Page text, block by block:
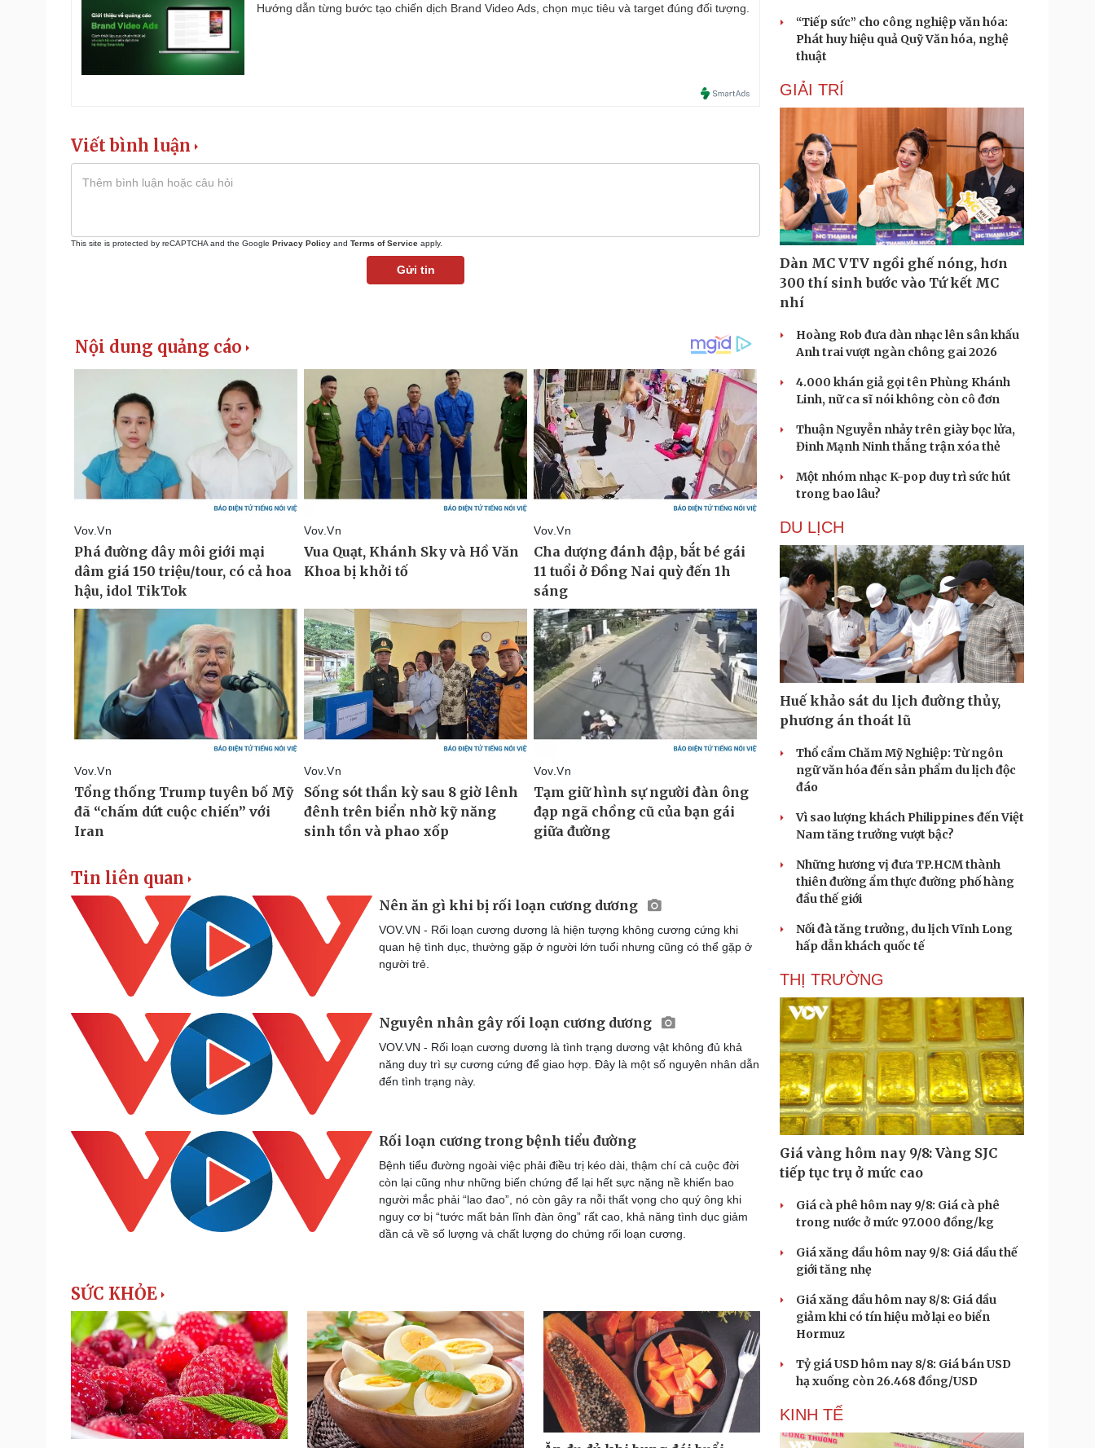
Hướng dẫn từng bước tạo chiến dịch Brand Video Ads, chọn mục tiêu và target đúng đối tượng.
Viết bình luận
This site is protected by reCAPTCHA and the Google Privacy Policy and Terms of Service apply.
Gửi tin
Tin liên quan
Nên ăn gì khi bị rối loạn cương dương
VOV.VN - Rối loạn cương dương là hiện tượng không cương cứng khi
quan hệ tình dục, thường gặp ở người lớn tuổi nhưng cũng có thể gặp ở
người trẻ.
Nguyên nhân gây rối loạn cương dương
VOV.VN - Rối loạn cương dương là tình trạng dương vật không đủ khả
năng duy trì sự cương cứng để giao hợp. Đây là một số nguyên nhân dẫn
đến tình trạng này.
Rối loạn cương trong bệnh tiểu đường
Bệnh tiểu đường ngoài việc phải điều trị kéo dài, thậm chí cả cuộc đời
còn lại cũng như những biến chứng để lại hết sực nặng nề khiến bao
người mắc phải “lao đao”, nó còn gây ra nỗi thất vọng cho quý ông khi
nguy cơ bị “tước mất bản lĩnh đàn ông” rất cao, khả năng tình dục giảm
dần cả về số lượng và chất lượng do chứng rối loạn cương.
SỨC KHỎE
“Tiếp sức” cho công nghiệp văn hóa:
Phát huy hiệu quả Quỹ Văn hóa, nghệ
thuật
GIẢI TRÍ
Dàn MC VTV ngồi ghế nóng, hơn
300 thí sinh bước vào Tứ kết MC
nhí
Hoàng Rob đưa dàn nhạc lên sân khấu
Anh trai vượt ngàn chông gai 2026
4.000 khán giả gọi tên Phùng Khánh
Linh, nữ ca sĩ nói không còn cô đơn
Thuận Nguyễn nhảy trên giày bọc lửa,
Đinh Mạnh Ninh thắng trận xóa thẻ
Một nhóm nhạc K-pop duy trì sức hút
trong bao lâu?
DU LỊCH
Huế khảo sát du lịch đường thủy,
phương án thoát lũ
Thổ cẩm Chăm Mỹ Nghiệp: Từ ngôn
ngữ văn hóa đến sản phẩm du lịch độc
đáo
Vì sao lượng khách Philippines đến Việt
Nam tăng trưởng vượt bậc?
Những hương vị đưa TP.HCM thành
thiên đường ẩm thực đường phố hàng
đầu thế giới
Nối đà tăng trưởng, du lịch Vĩnh Long
hấp dẫn khách quốc tế
THỊ TRƯỜNG
Giá vàng hôm nay 9/8: Vàng SJC
tiếp tục trụ ở mức cao
Giá cà phê hôm nay 9/8: Giá cà phê
trong nước ở mức 97.000 đồng/kg
Giá xăng dầu hôm nay 9/8: Giá dầu thế
giới tăng nhẹ
Giá xăng dầu hôm nay 8/8: Giá dầu
giảm khi có tín hiệu mở lại eo biển
Hormuz
Tỷ giá USD hôm nay 8/8: Giá bán USD
hạ xuống còn 26.468 đồng/USD
KINH TẾ